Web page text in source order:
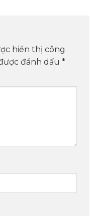
hiển thị công
đánh dấu *